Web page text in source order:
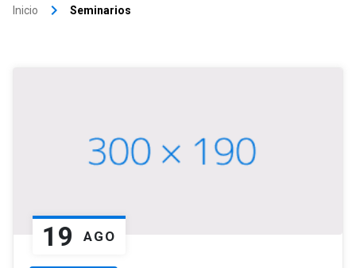
Inicio keyboard_arrow_right Seminarios
19 AGO